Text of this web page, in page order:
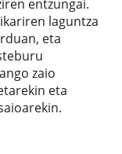
entzungai.
laguntza
eta
zaio
eta